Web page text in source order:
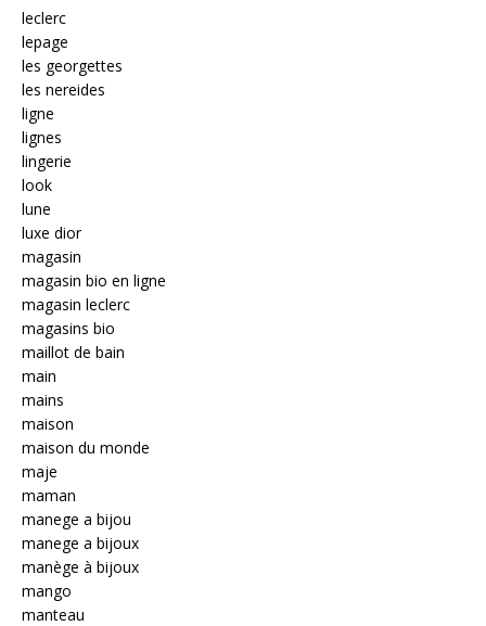
leclerc
lepage
les georgettes
les nereides
ligne
lignes
lingerie
look
lune
luxe dior
magasin
magasin bio en ligne
magasin leclerc
magasins bio
maillot de bain
main
mains
maison
maison du monde
maje
maman
manege a bijou
manege a bijoux
manège à bijoux
mango
manteau